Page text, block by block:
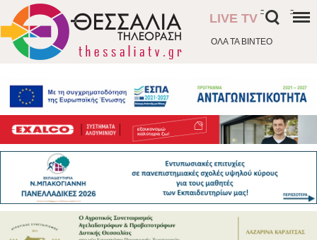
ΟΛΑ ΤΑ ΒΙΝΤΕΟ
LIVE TV
- -